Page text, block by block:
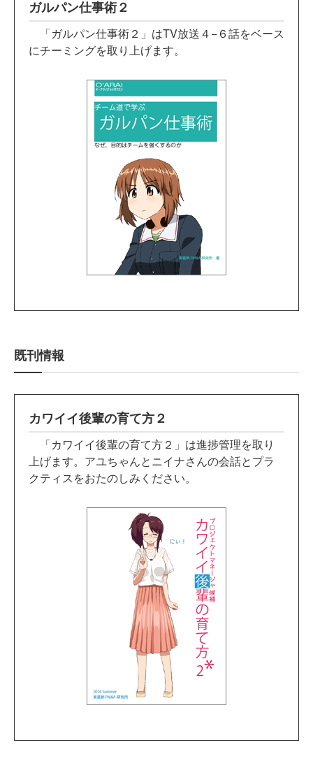
ガルパン仕事術２
「ガルパン仕事術２」はTV放送４−６話をベース
にチーミングを取り上げます。
既刊情報
カワイイ後輩の育て方２
「カワイイ後輩の育て方２」は進捗管理を取り
上げます。アユちゃんとニイナさんの会話とプラ
クティスをおたのしみください。